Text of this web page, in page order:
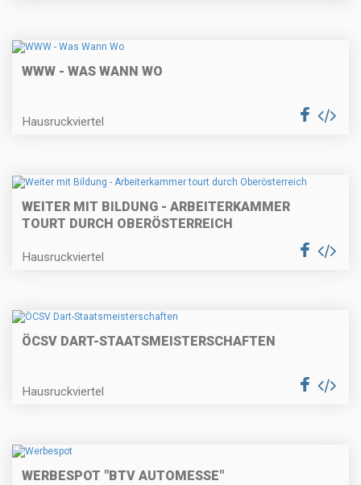
WWW - WAS WANN WO
Hausruckviertel
WEITER MIT BILDUNG - ARBEITERKAMMER
TOURT DURCH OBERÖSTERREICH
Hausruckviertel
ÖCSV DART-STAATSMEISTERSCHAFTEN
Hausruckviertel
WERBESPOT "BTV AUTOMESSE"